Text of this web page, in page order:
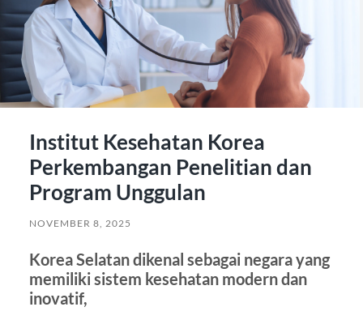
Institut Kesehatan Korea
Perkembangan Penelitian dan
Program Unggulan
NOVEMBER 8, 2025
Korea Selatan dikenal sebagai negara yang
memiliki sistem kesehatan modern dan
inovatif,